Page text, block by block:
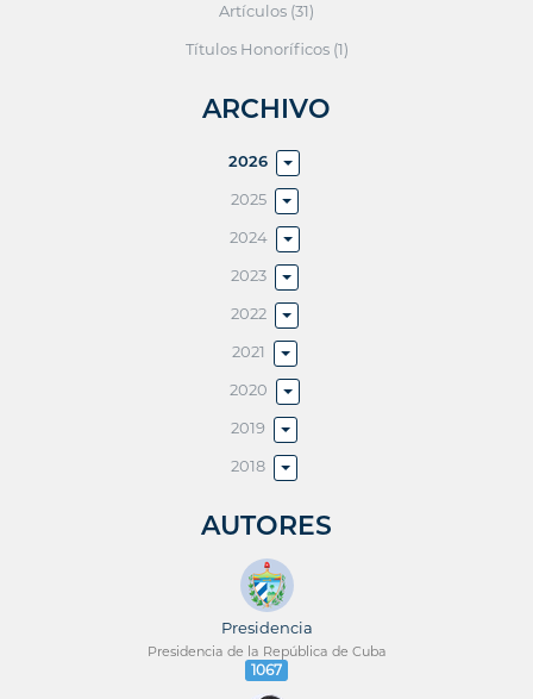
Artículos (31)
Títulos Honoríficos (1)
ARCHIVO
2026
2025
2024
2023
2022
2021
2020
2019
2018
AUTORES
Presidencia
Presidencia de la República de Cuba
1067